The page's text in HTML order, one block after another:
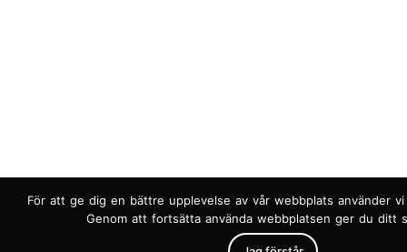
För att ge dig en bättre upplevelse av vår webbplats använder
Genom att fortsätta använda webbplatsen ger du ditt